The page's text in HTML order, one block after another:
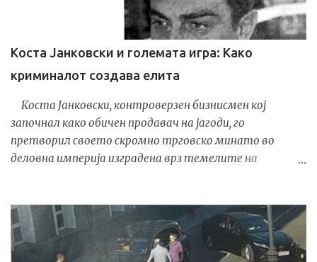
Македонија е строго забрането и казниво според
Кривичниот законик , со можност за високи парични и
затворски казни . И покрај сериозноста на случајот,
досега нема реакција од Министерството за
внатрешни работи ниту од другите надлежни
институции . Граѓаните очекуваат истрага и
официјално потврдување или демантирање на
Коста Јанковски и големата игра: Како
криминалот создава елита
Коста Јанковски, контроверзен бизнисмен кој
започнал како обичен продавач на јагоди, го
претворил своето скромно трговско минато во
деловна империја изградена врз темелите на
име е вплеткано во приказни за даночни затајувања,
офшор компании и милионски приходи скриени зад
смоквин лист на „скромна“ заработка. Заедно со